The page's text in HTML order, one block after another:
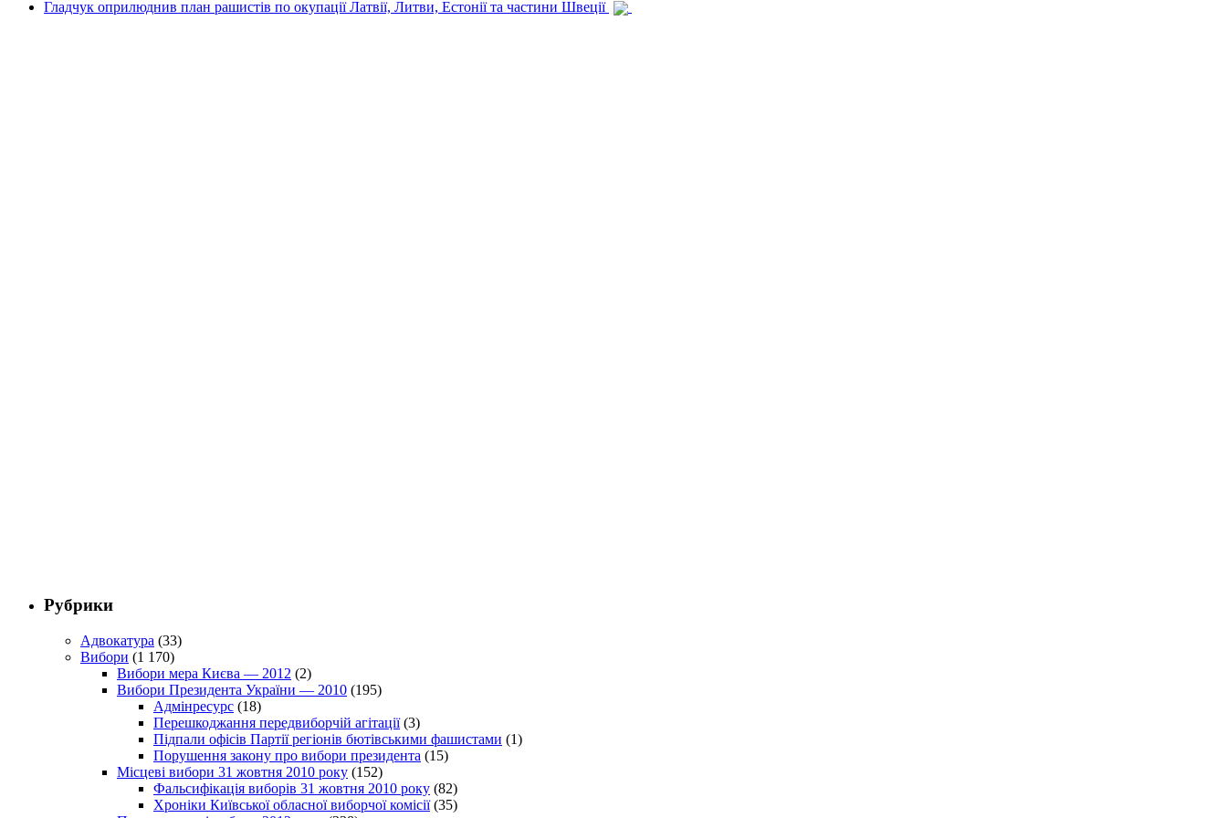
Гладчук оприлюднив план рашистів по окупації Латвії, Литви, Естонії та частини Швеції
Рубрики
Адвокатура (33)
Вибори (1 170)
Вибори мера Києва — 2012 (2)
Вибори Президента України — 2010 (195)
Адмінресурс (18)
Перешкоджання передвиборчій агітації(3)
Підпали офісів Партії регіонів бютівськими фашистами (1)
Порушення закону про вибори президента (15)
Місцеві вибори 31 жовтня 2010 року (152)
Фальсифікація виборів 31 жовтня 2010 року (82)
Хроніки Київської обласної виборчої комісії(35)